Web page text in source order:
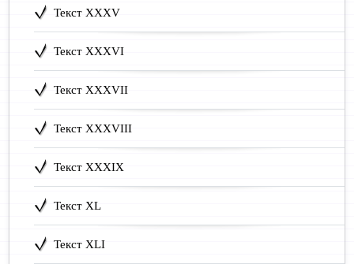
Текст XXXV
Текст XXXVI
Текст XXXVII
Текст XXXVIII
Текст XXXIX
Текст XL
Текст XLI